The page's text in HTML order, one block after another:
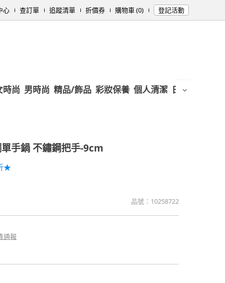
心 查訂單 追蹤清單 折價券 購物車 (0) 登記活動
時尚 男時尚 精品/飾品 彩妝保養 個人清潔 日用/紙品
手鍋 不鏽鋼把手-9cm
★
品號： 10258722
通報